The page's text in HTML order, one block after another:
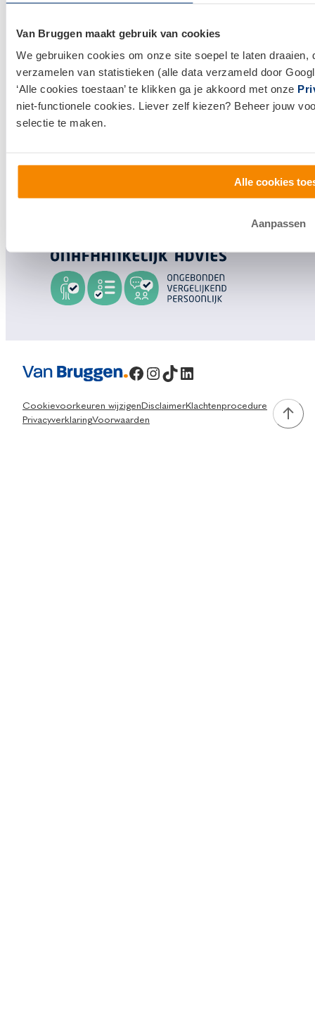
Van Bruggen maakt gebruik van cookies
We gebruiken cookies om onze site soepel te laten
verzamelen van statistieken (alle data verzameld door
‘Alle cookies toestaan’ te klikken ga je akkoord met onze
niet-functionele cookies. Liever zelf kiezen? Beheer jouw
selectie te maken.
Alle cookies
Aanpassen
Huis kopen
Huis verkopen
Klantenservice en contact
Facebook
Instagram
TikTok
LinkedIn
Cookievoorkeuren wijzigen DisclaimerKlachtenprocedure
PrivacyverklaringVoorwaarden